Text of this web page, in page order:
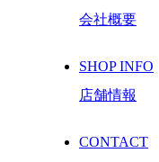
会社概要
SHOP INFO
店舗情報
CONTACT